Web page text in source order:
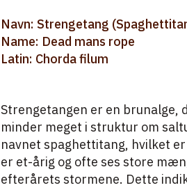
Navn: Strengetang
Name: Dead mans rope
Latin: Chorda filum
Strengetangen er en brunalge,
minder meget i struktur om
navnet spaghettitang, hvilket
er et-årig og ofte ses store
efterårets stormene. Dette